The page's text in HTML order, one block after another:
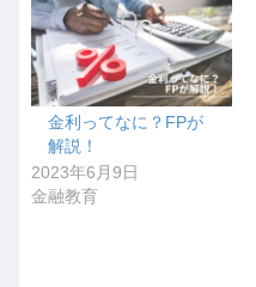
金利ってなに？FPが
解説！
2023年6月9日
金融教育